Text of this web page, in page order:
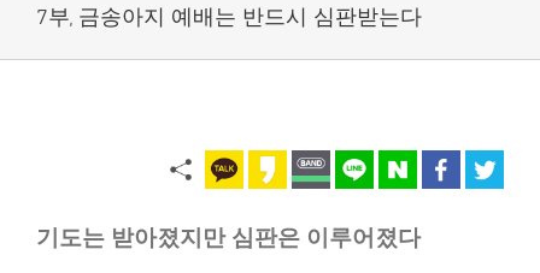
7부, 금송아지 예배는 반드시 심판받는다
기도는 받아졌지만 심판은 이루어졌다